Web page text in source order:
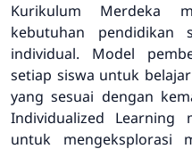
Kurikulum Merdeka
kebutuhan pendidikan
individual. Model
setiap siswa untuk
yang sesuai dengan
Individualized Learning
untuk mengeksplorasi